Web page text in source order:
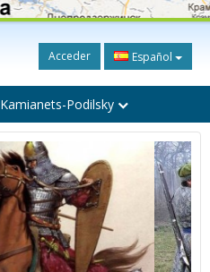
Acceder Español
Kamianets-Podilsky